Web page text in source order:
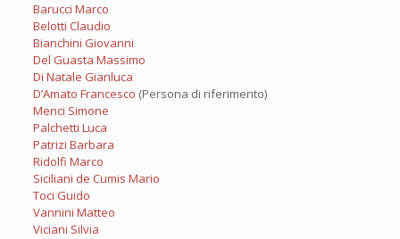
Barucci Marco
Belotti Claudio
Bianchini Giovanni
Del Guasta Massimo
Di Natale Gianluca
D’Amato Francesco (Persona di riferimento)
Menci Simone
Palchetti Luca
Patrizi Barbara
Ridolfi Marco
Siciliani de Cumis Mario
Toci Guido
Vannini Matteo
Viciani Silvia